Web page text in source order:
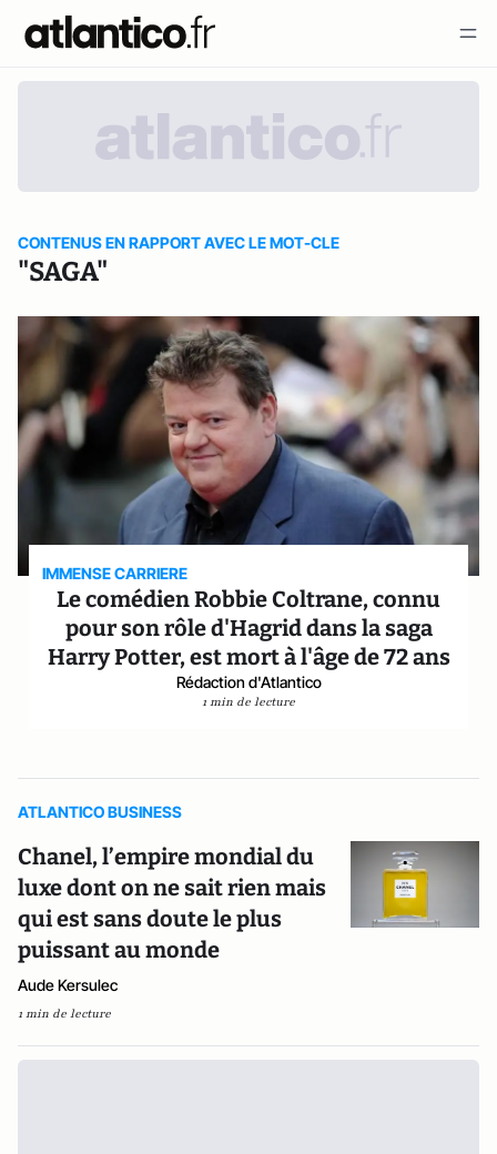
CONTENUS EN RAPPORT AVEC LE MOT-CLE
"SAGA"
IMMENSE CARRIERE
Le comédien Robbie Coltrane, connu
pour son rôle d'Hagrid dans la saga
Harry Potter, est mort à l'âge de 72 ans
Rédaction d'Atlantico
1 min de lecture
ATLANTICO BUSINESS
Chanel, l’empire mondial du
luxe dont on ne sait rien mais
qui est sans doute le plus
puissant au monde
Aude Kersulec
1 min de lecture